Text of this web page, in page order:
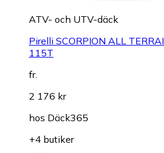
ATV- och UTV-däck
Pirelli SCORPION ALL
115T
fr.
2 176 kr
hos Däck365
+4 butiker